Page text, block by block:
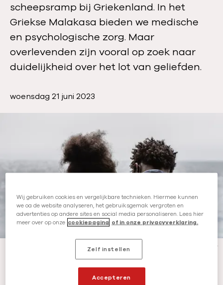
scheepsramp bij Griekenland. In het
Griekse Malakasa bieden we medische
en psychologische zorg. Maar
overlevenden zijn vooral op zoek naar
duidelijkheid over het lot van geliefden.
P
a
woensdag 21 juni 2023
Overlevenden van een overtocht in april 2023 geven elkaar een knuffel.
-
Wij gebruiken cookies en vergelijkbare technieken. Hiermee kunnen
we oa de website analyseren, het gebruiksgemak vergroten en
advertenties op andere sites en social media personaliseren. Lees hier
meer over op onze cookiepagina of in onze privacyverklaring.
Zelf instellen
Accepteren